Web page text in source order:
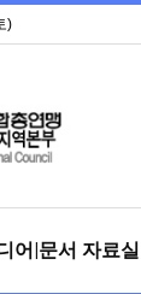
)
어|문서 자료실